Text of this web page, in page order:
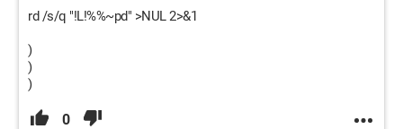
rd /s/q "!L!%%~pd" >NUL 2>&1
)
)
)
0